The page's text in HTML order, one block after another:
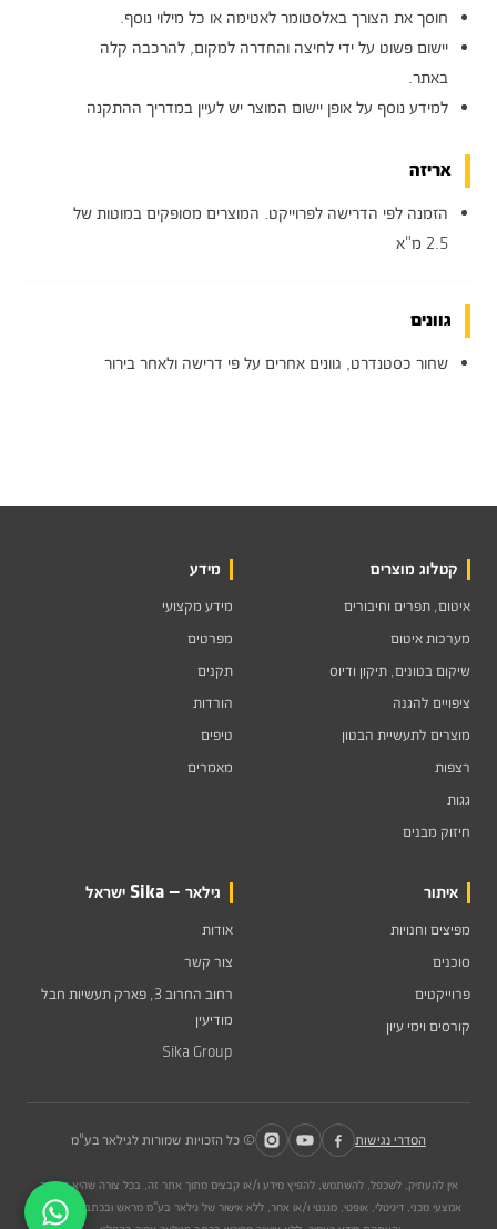
חוסך את הצורך באלסטומר לאטימה או כל מילוי נוסף.
יישום פשוט על ידי לחיצה והחדרה למקום, להרכבה קלה
באתר.
למידע נוסף על אופן יישום המוצר יש לעיין במדריך ההתקנה
אריזה
הזמנה לפי הדרישה לפרוייקט. המוצרים מסופקים במוטות של
2.5 מ"א
גוונים
שחור כסטנדרט, גוונים אחרים על פי דרישה ולאחר בירור
קטלוג מוצרים
איטום, תפרים וחיבורים
מערכות איטום
שיקום בטונים, תיקון ודיוס
ציפויים להגנה
מוצרים לתעשיית הבטון
רצפות
גגות
חיזוק מבנים
מידע
מידע מקצועי
מפרטים
תקנים
הורדות
טיפים
מאמרים
איתור
מפיצים וחנויות
סוכנים
פרוייקטים
קורסים וימי עיון
גילאר — Sika ישראל
אודות
צור קשר
רחוב החרוב 3, פארק תעשיות חבל
מודיעין
Sika Group
הסדרי נגישות © כל הזכויות שמורות לגילאר בע"מ
אין להעתיק, לשכפל, להשתמש, להפיץ מידע ו/או קבצים מתוך אתר זה, בכל צורה שהיא הן דרך
אמצעי מכני, דיגיטלי, אופטי, מגנטי ו/או אחר, ללא אישור של גילאר בע"מ מראש ובכתב. כל שימוש